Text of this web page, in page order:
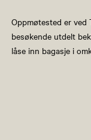
Oppmøtested er ved
besøkende utdelt
låse inn bagasje i